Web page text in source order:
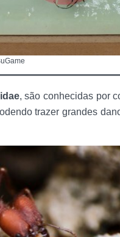
, são conhecidas por
trazer grandes